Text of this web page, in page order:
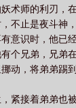
术师的利刃，
不止是夜斗神
意识时，他已
个兄弟，兄弟在
动，将弟弟踢到
紧接着弟弟也